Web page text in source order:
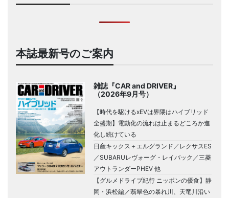
本誌最新号のご案内
雑誌『CAR and DRIVER』
（2026年9月号）
【時代を駆けるxEVは界隈はハイブリッド
全盛期】電動化の流れは止まるどころか進
化し続けている
日産キックス＋エルグランド／レクサスES
／SUBARUレヴォーグ・レイバック／三菱
アウトランダーPHEV 他
【グルメドライブ紀行 ニッポンの優食】静
岡・浜松編／翡翠色の暴れ川、天竜川沿い